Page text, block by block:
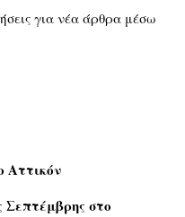
για νέα άρθρα μέσω
Αττικόν
Σεπτέμβρης στο